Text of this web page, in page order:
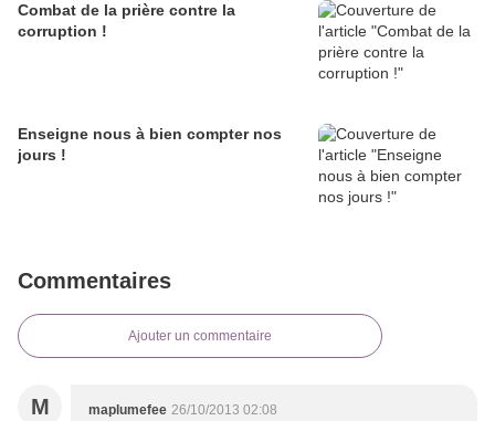
Combat de la prière contre la
corruption !
Enseigne nous à bien compter nos
jours !
Commentaires
Ajouter un commentaire
M maplumefee 26/10/2013 02:08